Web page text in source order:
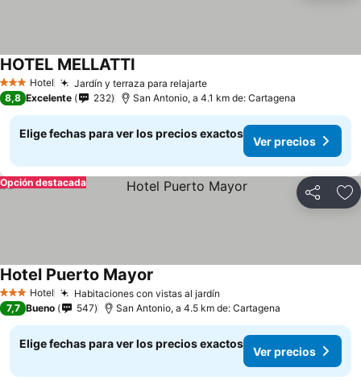
3 Estrellas
Hotel Jardín y terraza para relajarteVer precios
HOTEL MELLATTI
8,8 Excelente 232 San Antonio, a 4.1 km de: Cartagena
Elige fechas para ver los precios exactos
Ver precios
Compartir
Opción destacada
3 Estrellas
Hotel Habitaciones con vistas al jardín
Hotel Puerto Mayor
7,7 Bueno 547 San Antonio, a 4.5 km de: Cartagena
Elige fechas para ver los precios exactos
Ver precios